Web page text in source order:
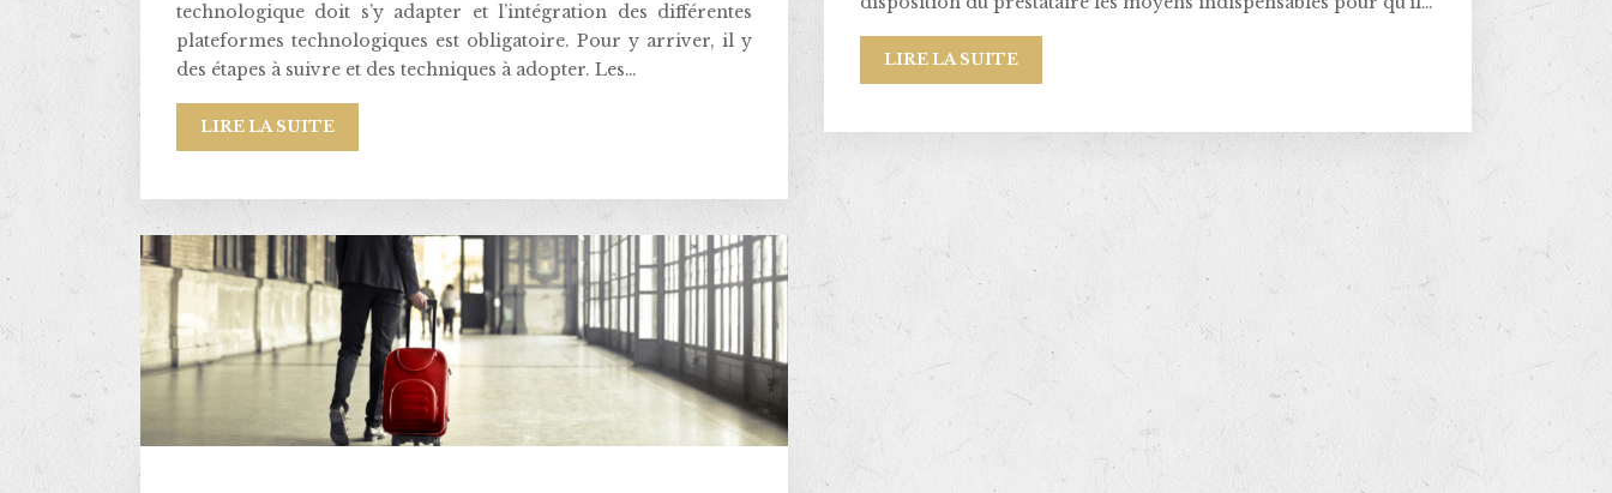
technologique doit s’y adapter et l’intégration des différentes
plateformes technologiques est obligatoire. Pour y arriver, il y
des étapes à suivre et des techniques à adopter. Les…
LIRE LA SUITE
LIRE LA SUITE